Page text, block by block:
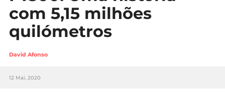
Casa
Lifestyle
Sociedade
Tecnologia
com 5,15 milhões
quilómetros
David Afonso
12 Mai, 2020